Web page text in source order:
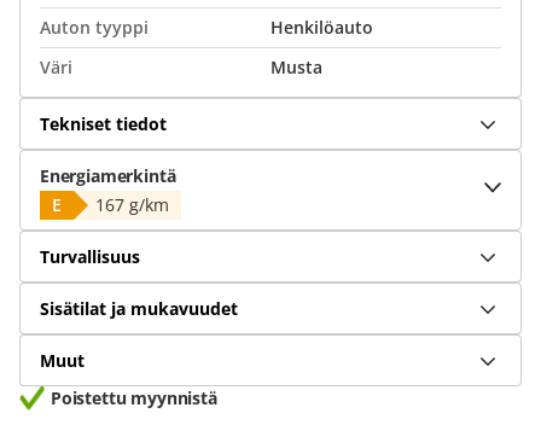
Auton tyyppi
Henkilöauto
Väri
Musta
Tekniset tiedot
Energiamerkintä
E
167 g/km
Turvallisuus
Sisätilat ja mukavuudet
Muut
Poistettu myynnistä